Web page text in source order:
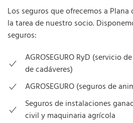
Los seguros que ofrecemos a
la tarea de nuestro socio.
seguros:
AGROSEGURO RyD (servicio
de cadáveres)
AGROSEGURO (seguros de
Seguros de instalaciones
civil y maquinaria agrícola